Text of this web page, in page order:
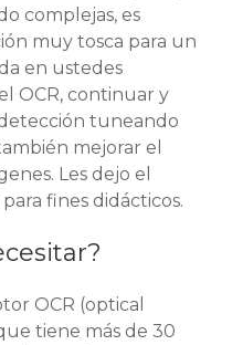
complejas, es
muy tosca para un
en ustedes
OCR, continuar y
tuneando
mejorar el
Les dejo el
fines didácticos.
OCR (optical
tiene más de 30